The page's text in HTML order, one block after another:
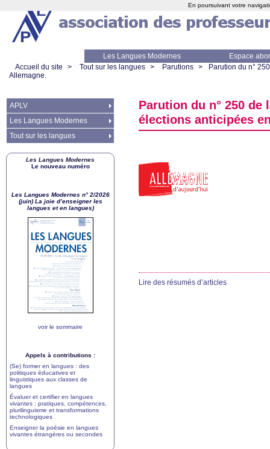
Les Langues Modernes
Espace
Accueil du site
> Tout sur les langues > Parutions >
Parution du n°
Allemagne.
Parution du n° 250 de
élections anticipées
Lire des résumés d’articles
APLV
Les Langues Modernes
Tout sur les langues
Les Langues Modernes
Le nouveau numéro
Les Langues Modernes n° 2/2026
(juin) La joie d’enseigner les
langues et en langues)
voir le sommaire
Appels à contributions :
(Se) former en langues : des
politiques éducatives et
linguistiques aux classes de
langues
Évaluer et certifier en langues
vivantes : pratiques, compétences,
plurilinguisme et transformations
technologiques
Enseigner la poésie en langues
vivantes étrangères ou secondes
En poursuivant votre